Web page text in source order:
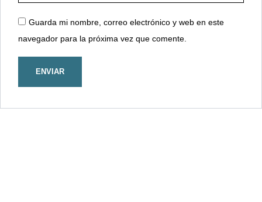
Guarda mi nombre, correo electrónico y web en este
navegador para la próxima vez que comente.